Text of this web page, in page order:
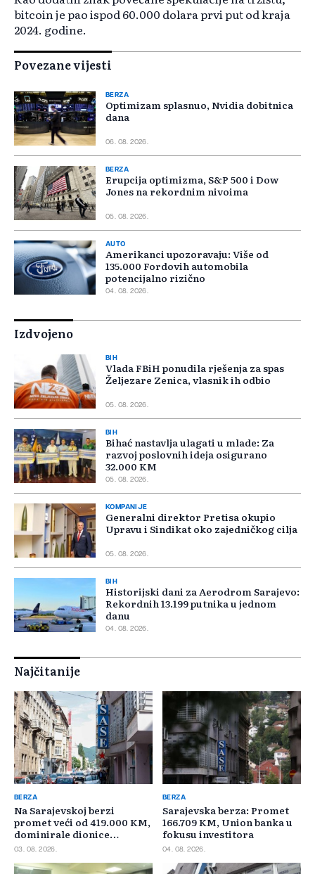
bitcoin je pao ispod 60.000 dolara prvi put od kraja
2024. godine.
Povezane vijesti
BERZA
Optimizam splasnuo, Nvidia dobitnica
dana
06. 08. 2026.
BERZA
Erupcija optimizma, S&P 500 i Dow
Jones na rekordnim nivoima
05. 08. 2026.
AUTO
Amerikanci upozoravaju: Više od
135.000 Fordovih automobila
potencijalno rizično
04. 08. 2026.
Izdvojeno
BIH
Vlada FBiH ponudila rješenja za spas
Željezare Zenica, vlasnik ih odbio
05. 08. 2026.
BIH
Bihać nastavlja ulagati u mlade: Za
razvoj poslovnih ideja osigurano
32.000 KM
05. 08. 2026.
KOMPANIJE
Generalni direktor Pretisa okupio
Upravu i Sindikat oko zajedničkog cilja
05. 08. 2026.
BIH
Historijski dani za Aerodrom Sarajevo:
Rekordnih 13.199 putnika u jednom
danu
04. 08. 2026.
Najčitanije
BERZA
Na Sarajevskoj berzi
promet veći od 419.000 KM,
dominirale dionice
Privredne banke Sarajevo
03. 08. 2026.
BERZA
Sarajevska berza: Promet
166.709 KM, Union banka u
fokusu investitora
04. 08. 2026.